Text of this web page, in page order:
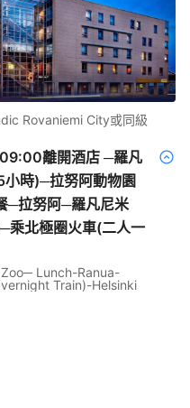
Rovaniemi City或同級
離開酒店 ─羅凡
時)─拉努阿動物園
─拉努阿─羅凡尼米
乘北極圈火車(二人一
Lunch-Ranua-
Train)-Helsinki